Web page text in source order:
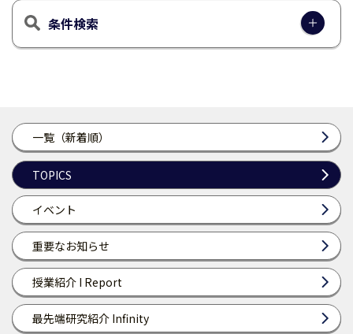
一覧（新着順）
TOPICS
イベント
重要なお知らせ
授業紹介 I Report
最先端研究紹介 Infinity
条件検索